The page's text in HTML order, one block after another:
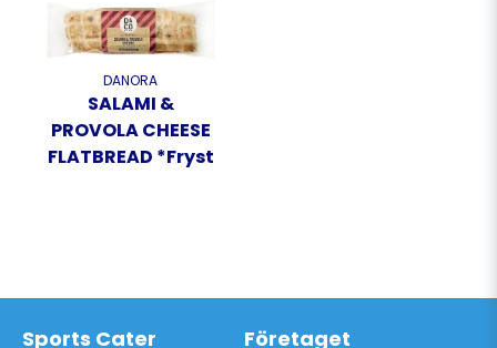
DANORA
SALAMI &
PROVOLA CHEESE
FLATBREAD *Fryst
Sports Cater Företaget